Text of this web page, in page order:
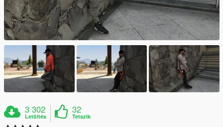
3 302
Letöltés
32
Tetszik